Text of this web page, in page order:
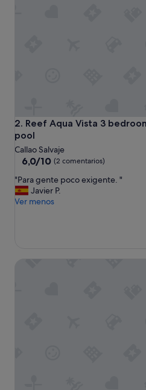
2. Reef Aqua Vista 3
pool
Reef Aqua Vista 3 bedroom
Callao Salvaje
6.0
10,
(2 comentarios)
6,0/10 (2 comentarios)
"
P
a
"Para gente poco exigente. "
Javier P.
Ver menos